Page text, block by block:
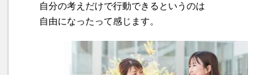
自分の考えだけで行動できるというのは
自由になったって感じます。